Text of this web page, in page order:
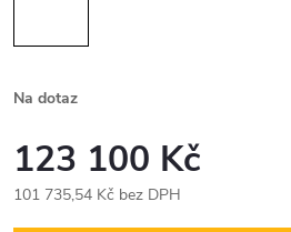
Na dotaz
123 100 Kč
101 735,54 Kč bez DPH